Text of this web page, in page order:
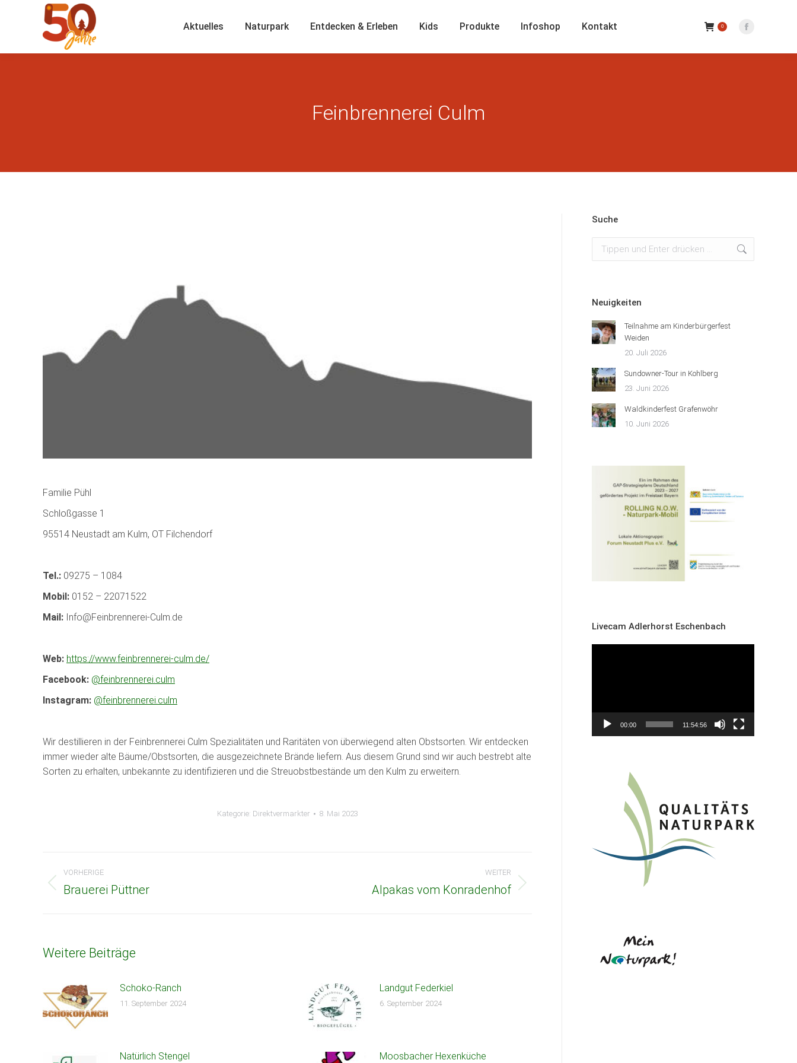
Aktuelles Naturpark Entdecken & Erleben Kids Produkte Infoshop Kontakt 0
Facebook
Feinbrennerei Culm
Familie Pühl
Schloßgasse 1
95514 Neustadt am Kulm, OT Filchendorf
Tel.: 09275 – 1084
Mobil: 0152 – 22071522
Mail: Info@Feinbrennerei-Culm.de
Web: https://www.feinbrennerei-culm.de/
Facebook: @feinbrennerei.culm
Instagram: @feinbrennerei.culm
Wir destillieren in der Feinbrennerei Culm Spezialitäten und Raritäten von überwiegend alten Obstsorten. Wir entdecken
immer wieder alte Bäume/Obstsorten, die ausgezeichnete Brände liefern. Aus diesem Grund sind wir auch bestrebt alte
Sorten zu erhalten, unbekannte zu identifizieren und die Streuobstbestände um den Kulm zu erweitern.
Kategorie: Direktvermarkter 8. Mai 2023
Beitragsnavigation
VORHERIGE
Vorheriger
Brauerei Püttner
WEITER
Alpakas vom Konradenhof
Weitere Beiträge
Schoko-Ranch
11. September 2024
Landgut Federkiel
6. September 2024
Natürlich Stengel Moosbacher Hexenküche
Suche
Neuigkeiten
Teilnahme am Kinderbürgerfest
Weiden
20. Juli 2026
Sundowner-Tour in Kohlberg
23. Juni 2026
Waldkinderfest Grafenwöhr
10. Juni 2026
Livecam Adlerhorst Eschenbach
00:00 11:54:56